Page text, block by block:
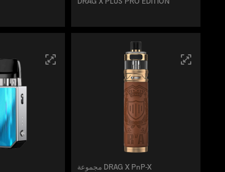
مجموعة DRAG X PnP-X